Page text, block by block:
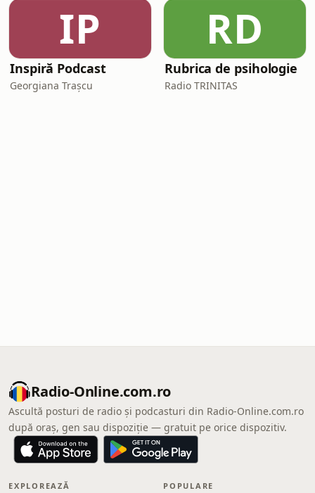
IP
Inspiră Podcast
Georgiana Trașcu
RD
Rubrica de psihologie
Radio TRINITAS
Radio-Online.com.ro
Ascultă posturi de radio și podcasturi din Radio-Online.com.ro
după oraș, gen sau dispoziție — gratuit pe orice dispozitiv.
EXPLOREAZĂ POPULARE